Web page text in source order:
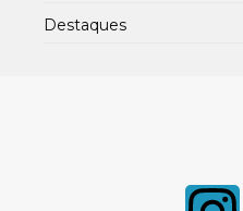
Destaques